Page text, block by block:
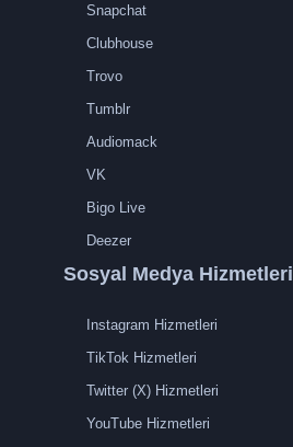
Snapchat
Clubhouse
Trovo
Tumblr
Audiomack
VK
Bigo Live
Deezer
Sosyal Medya Hizmetleri
Instagram Hizmetleri
TikTok Hizmetleri
Twitter (X) Hizmetleri
YouTube Hizmetleri